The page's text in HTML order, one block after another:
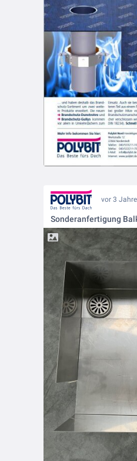
vor 3
Sonderanfertigung